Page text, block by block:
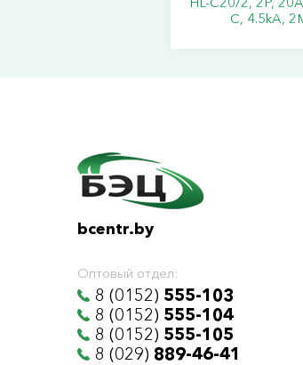
C, 4.5kA,
bcentr.by
Оптовый отдел:
8 (0152) 555-103
8 (0152) 555-104
8 (0152) 555-105
8 (029) 889-46-41